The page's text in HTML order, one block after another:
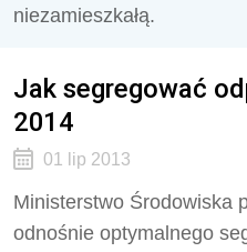
niezamieszkałą.
Jak segregować
2014
01 lip 2013
Ministerstwo Środowiska
odnośnie optymalnego